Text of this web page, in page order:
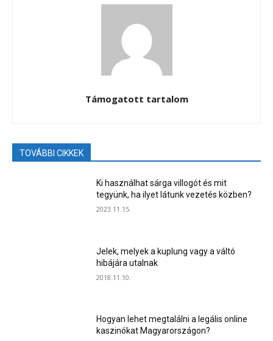
Támogatott tartalom
TOVÁBBI CIKKEK
Ki használhat sárga villogót és mit
tegyünk, ha ilyet látunk vezetés közben?
2023.11.15.
Jelek, melyek a kuplung vagy a váltó
hibájára utalnak
2018.11.10.
Hogyan lehet megtalálni a legális online
kaszinókat Magyarországon?